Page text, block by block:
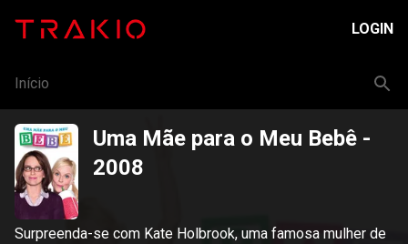
LOGIN
Início
Uma Mãe para o Meu Bebê -
2008
Surpreenda-se com Kate Holbrook, uma famosa mulher de